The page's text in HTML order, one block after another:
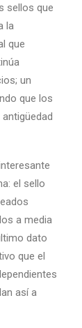
sellos que
la
que
un
que los
el sello
a media
dato
que el
así a